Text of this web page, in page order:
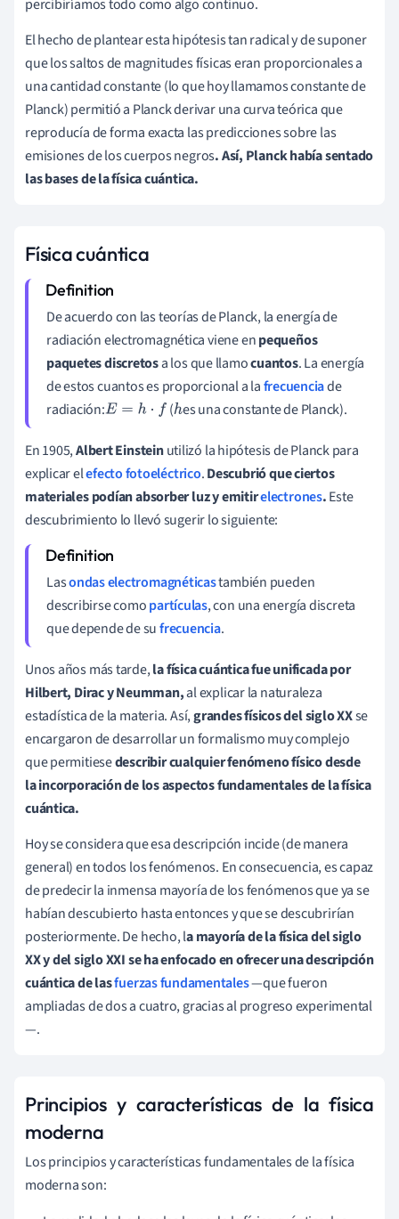
percibiríamos todo como algo continuo.
El hecho de plantear esta hipótesis tan radical y de suponer
que los saltos de magnitudes físicas eran proporcionales a
una cantidad constante (lo que hoy llamamos constante de
Planck) permitió a Planck derivar una curva teórica que
reproducía de forma exacta las predicciones sobre las
emisiones de los cuerpos negros. Así, Planck había sentado
las bases de la física cuántica.
Física cuántica
De acuerdo con las teorías de Planck, la energía de
radiación electromagnética viene enpequeños
paquetes discretosa los que llamocuantos. La energía
de estos cuantos es proporcional a lafrecuenciade
radiación:E= h·f (hes una constante de Planck).
En 1905,Albert Einsteinutilizó la hipótesis de Planck para
explicar elefecto fotoeléctrico.Descubrió que ciertos
materiales podían absorber luz y emitirelectrones.Este
descubrimiento lo llevó sugerir lo siguiente:
Lasondas electromagnéticastambién pueden
describirse comopartículas, con una energía discreta
que depende de sufrecuencia.
Unos años más tarde,la física cuántica fue unificada por
Hilbert, Dirac y Neumman,alexplicar la naturaleza
estadística de la materia. Así,grandes físicos del siglo XXse
encargaron de desarrollar un formalismo muy complejo
que permitiesedescribir cualquier fenómeno físico desde
la incorporación de los aspectos fundamentales de la física
cuántica.
Hoy se considera que esa descripción incide (de manera
general) en todos los fenómenos. En consecuencia, es capaz
de predecir la inmensa mayoría de los fenómenos que ya se
habían descubierto hasta entonces y que se descubrirían
posteriormente. De hecho, la mayoría de la física del siglo
XX y del siglo XXI se ha enfocado en ofrecer una descripción
cuántica de lasfuerzas fundamentales—que fueron
ampliadas de dos a cuatro, gracias al progreso experimental
—.
Principios y características de la física
moderna
Los principios y características fundamentales de la física
moderna son: